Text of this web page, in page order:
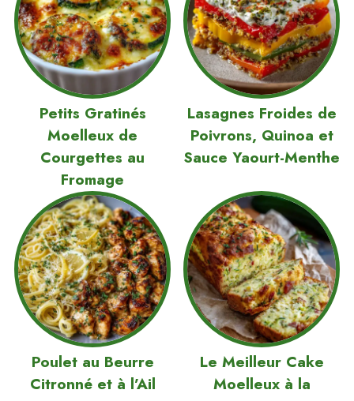
Petits Gratinés
Moelleux de
Courgettes au
Fromage
Lasagnes Froides de
Poivrons, Quinoa et
Sauce Yaourt-Menthe
Poulet au Beurre
Citronné et à l’Ail
Le Meilleur Cake
Moelleux à la